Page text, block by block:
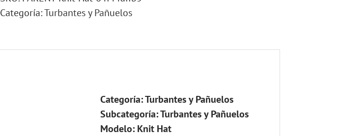
Categoría:Turbantes y Pañuelos
Categoría: Turbantes y Pañuelos
Subcategoría: Turbantes y Pañuelos
Modelo: Knit Hat